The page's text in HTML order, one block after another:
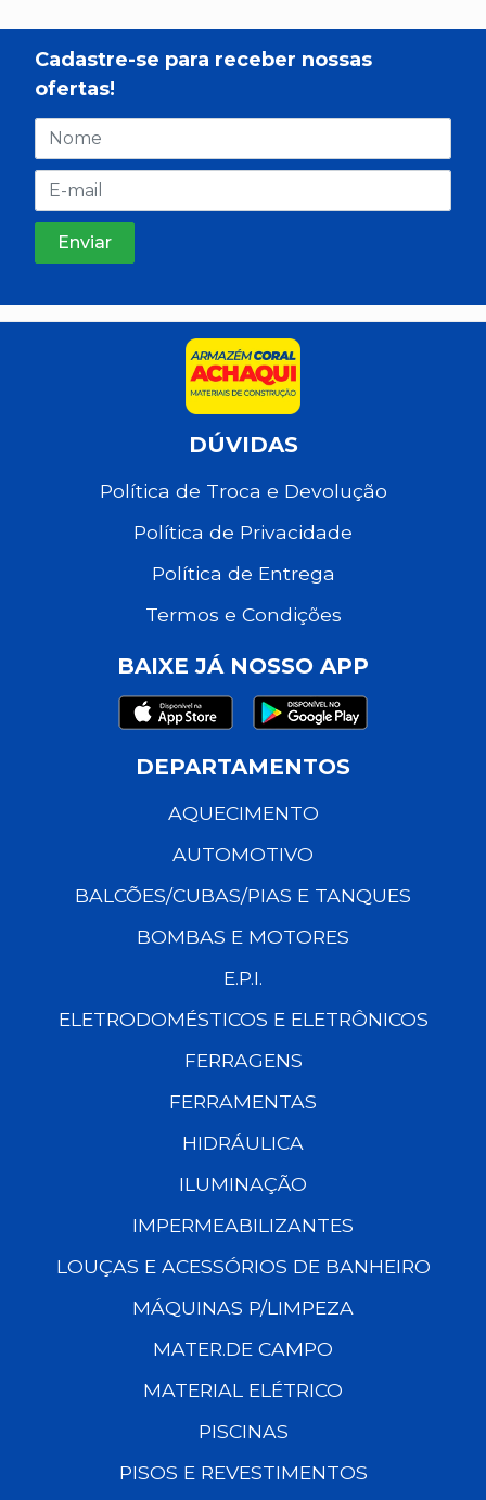
Cadastre-se para receber nossas
ofertas!
DÚVIDAS
Política de Troca e Devolução
Política de Privacidade
Política de Entrega
Termos e Condições
BAIXE JÁ NOSSO APP
DEPARTAMENTOS
AQUECIMENTO
AUTOMOTIVO
BALCÕES/CUBAS/PIAS E TANQUES
BOMBAS E MOTORES
E.P.I.
ELETRODOMÉSTICOS E ELETRÔNICOS
FERRAGENS
FERRAMENTAS
HIDRÁULICA
ILUMINAÇÃO
IMPERMEABILIZANTES
LOUÇAS E ACESSÓRIOS DE BANHEIRO
MÁQUINAS P/LIMPEZA
MATER.DE CAMPO
MATERIAL ELÉTRICO
PISCINAS
PISOS E REVESTIMENTOS